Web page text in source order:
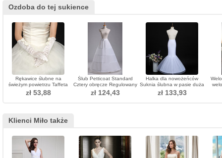
Ozdoba do tej sukience
Rękawice ślubne na
świeżym powietrzu Taffeta
Eternal Bow Tie
zł 53,88
Ślub Petticoat Standard
Cztery obręcze Regulowany
Modny Poliester Tafeta
zł 124,43
Halka dla nowożeńców
Suknia ślubna w pasie duża
halka w kształcie rybiego
ogona
zł 133,93
Klienci Miło także